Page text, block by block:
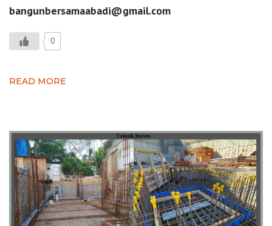
bangunbersamaabadi@gmail.com
0
READ MORE